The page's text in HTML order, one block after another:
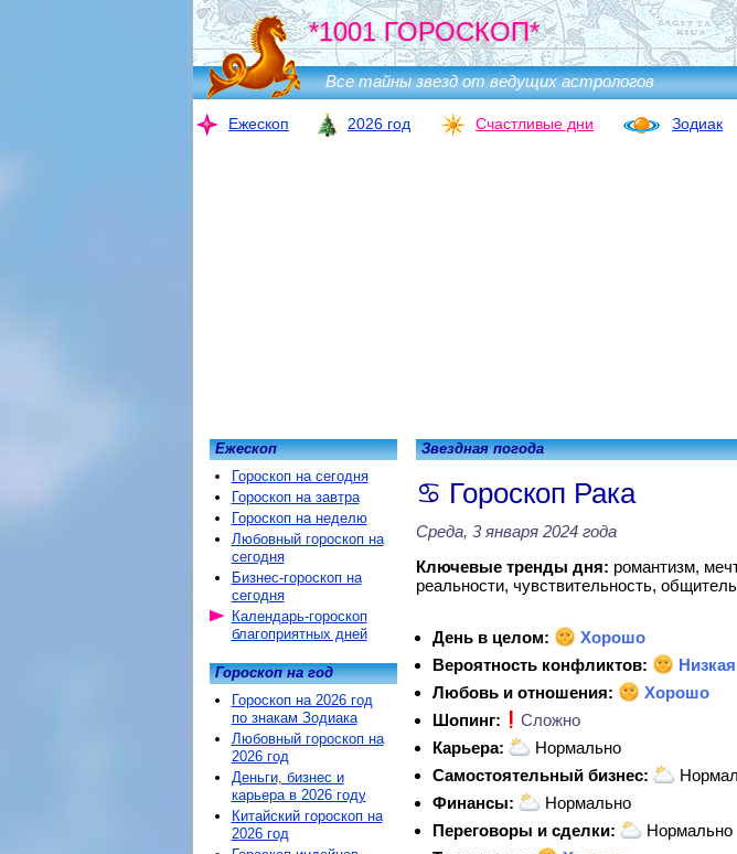
*1001 ГОРОСКОП*
Все тайны звезд от ведущих астрологов
Ежескоп 2026 год Счастливые дни Зодиак
Звездная погода
Гороскоп Рака
Среда, 3 января 2024 года
Ключевые тренды дня: романтизм,
реальности, чувствительность,
День в целом:
Хорошо
Вероятность конфликтов:
Низкая
Любовь и отношения:
Хорошо
Шопинг:
Сложно
Карьера:
Нормально
Самостоятельный бизнес:
Финансы:
Нормально
Переговоры и сделки:
Нормально
Ежескоп
Гороскоп на сегодня
Гороскоп на завтра
Гороскоп на неделю
Любовный гороскоп на
сегодня
Бизнес-гороскоп на
сегодня
Календарь-гороскоп
благоприятных дней
Гороскоп на год
Гороскоп на 2026 год
по знакам Зодиака
Любовный гороскоп на
2026 год
Деньги, бизнес и
карьера в 2026 году
Китайский гороскоп на
2026 год